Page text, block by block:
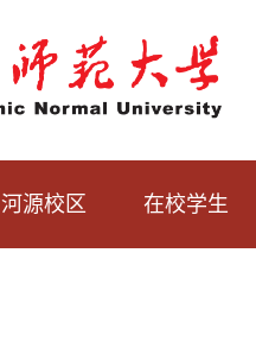
河源校区 在校学生